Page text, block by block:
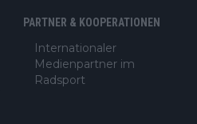
PARTNER & KOOPERATIONEN
Internationaler
Medienpartner im
Radsport